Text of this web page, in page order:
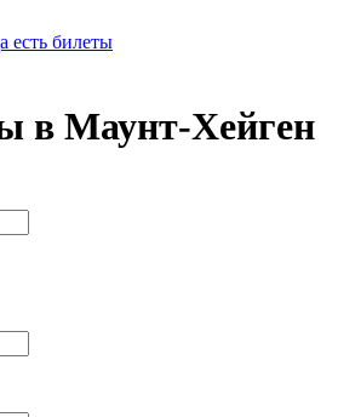
есть билеты
в Маунт-Хейген